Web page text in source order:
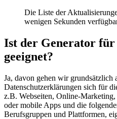
Die Liste der
wenigen Sekunden
Ist der Generator für
geeignet?
Ja, davon gehen wir grundsätzlich
Datenschutzerklärungen sich für
z.B. Webseiten, Online-
oder mobile Apps und die
Berufsgruppen und Plattformen,